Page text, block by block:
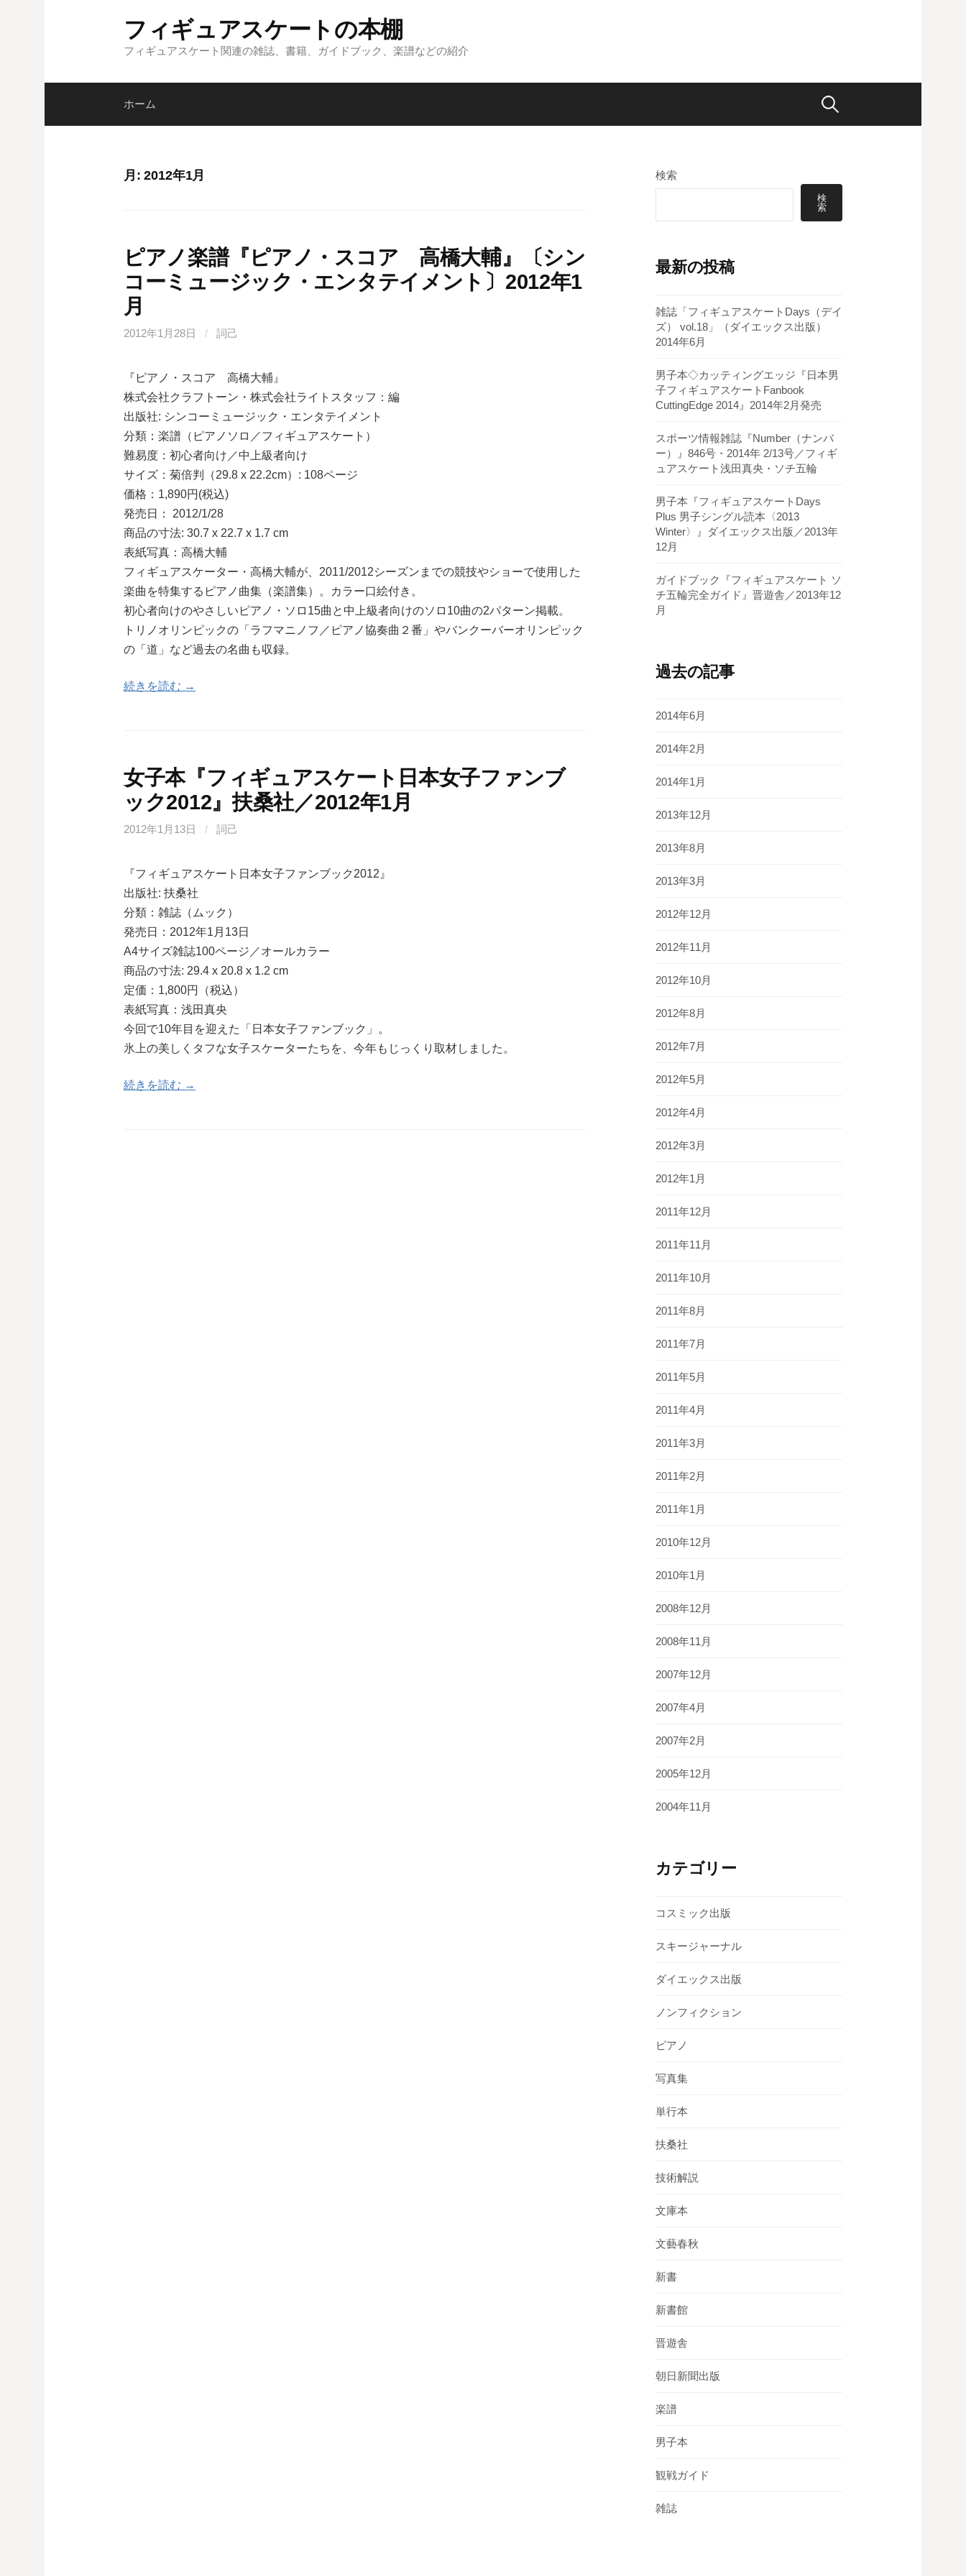
ツ
ス
フィギュアスケートの本棚
フィギュアスケート関連の雑誌、書籍、ガイドブック、楽譜などの紹介
ホーム 検
月:2012年1月
ピアノ楽譜『ピアノ・スコア 高橋大輔』〔シン
コーミュージック・エンタテイメント〕2012年1
月
2012年1月28日 / 詞己
『ピアノ・スコア 高橋大輔』
株式会社クラフトーン・株式会社ライトスタッフ：編
出版社: シンコーミュージック・エンタテイメント
分類：楽譜（ピアノソロ／フィギュアスケート）
難易度：初心者向け／中上級者向け
サイズ：菊倍判（29.8 x 22.2cm）: 108ページ
価格：1,890円(税込)
発売日： 2012/1/28
商品の寸法: 30.7 x 22.7 x 1.7 cm
表紙写真：高橋大輔
フィギュアスケーター・高橋大輔が、2011/2012シーズンまでの競技やショーで使用した
楽曲を特集するピアノ曲集（楽譜集）。カラー口絵付き。
初心者向けのやさしいピアノ・ソロ15曲と中上級者向けのソロ10曲の2パターン掲載。
トリノオリンピックの「ラフマニノフ／ピアノ協奏曲２番」やバンクーバーオリンピック
の「道」など過去の名曲も収録。
続きを読む →
女子本『フィギュアスケート日本女子ファンブ
ック2012』扶桑社／2012年1月
2012年1月13日 / 詞己
『フィギュアスケート日本女子ファンブック2012』
出版社: 扶桑社
分類：雑誌（ムック）
発売日：2012年1月13日
A4サイズ雑誌100ページ／オールカラー
商品の寸法: 29.4 x 20.8 x 1.2 cm
定価：1,800円（税込）
表紙写真：浅田真央
今回で10年目を迎えた「日本女子ファンブック」。
氷上の美しくタフな女子スケーターたちを、今年もじっくり取材しました。
続きを読む →
検索
検
索
最新の投稿
雑誌「フィギュアスケートDays（デイ
ズ） vol.18」（ダイエックス出版）
2014年6月
男子本◇カッティングエッジ『日本男
子フィギュアスケートFanbook
CuttingEdge 2014』2014年2月発売
スポーツ情報雑誌『Number（ナンバ
ー）』846号・2014年 2/13号／フィギ
ュアスケート浅田真央・ソチ五輪
男子本『フィギュアスケートDays
Plus 男子シングル読本〈2013
Winter〉』ダイエックス出版／2013年
12月
ガイドブック『フィギュアスケート ソ
チ五輪完全ガイド』晋遊舎／2013年12
月
過去の記事
2014年6月
2014年2月
2014年1月
2013年12月
2013年8月
2013年3月
2012年12月
2012年11月
2012年10月
2012年8月
2012年7月
2012年5月
2012年4月
2012年3月
2012年1月
2011年12月
2011年11月
2011年10月
2011年8月
2011年7月
2011年5月
2011年4月
2011年3月
2011年2月
2011年1月
2010年12月
2010年1月
2008年12月
2008年11月
2007年12月
2007年4月
2007年2月
2005年12月
2004年11月
カテゴリー
コスミック出版
スキージャーナル
ダイエックス出版
ノンフィクション
ピアノ
写真集
単行本
扶桑社
技術解説
文庫本
文藝春秋
新書
新書館
晋遊舎
朝日新聞出版
楽譜
男子本
観戦ガイド
雑誌